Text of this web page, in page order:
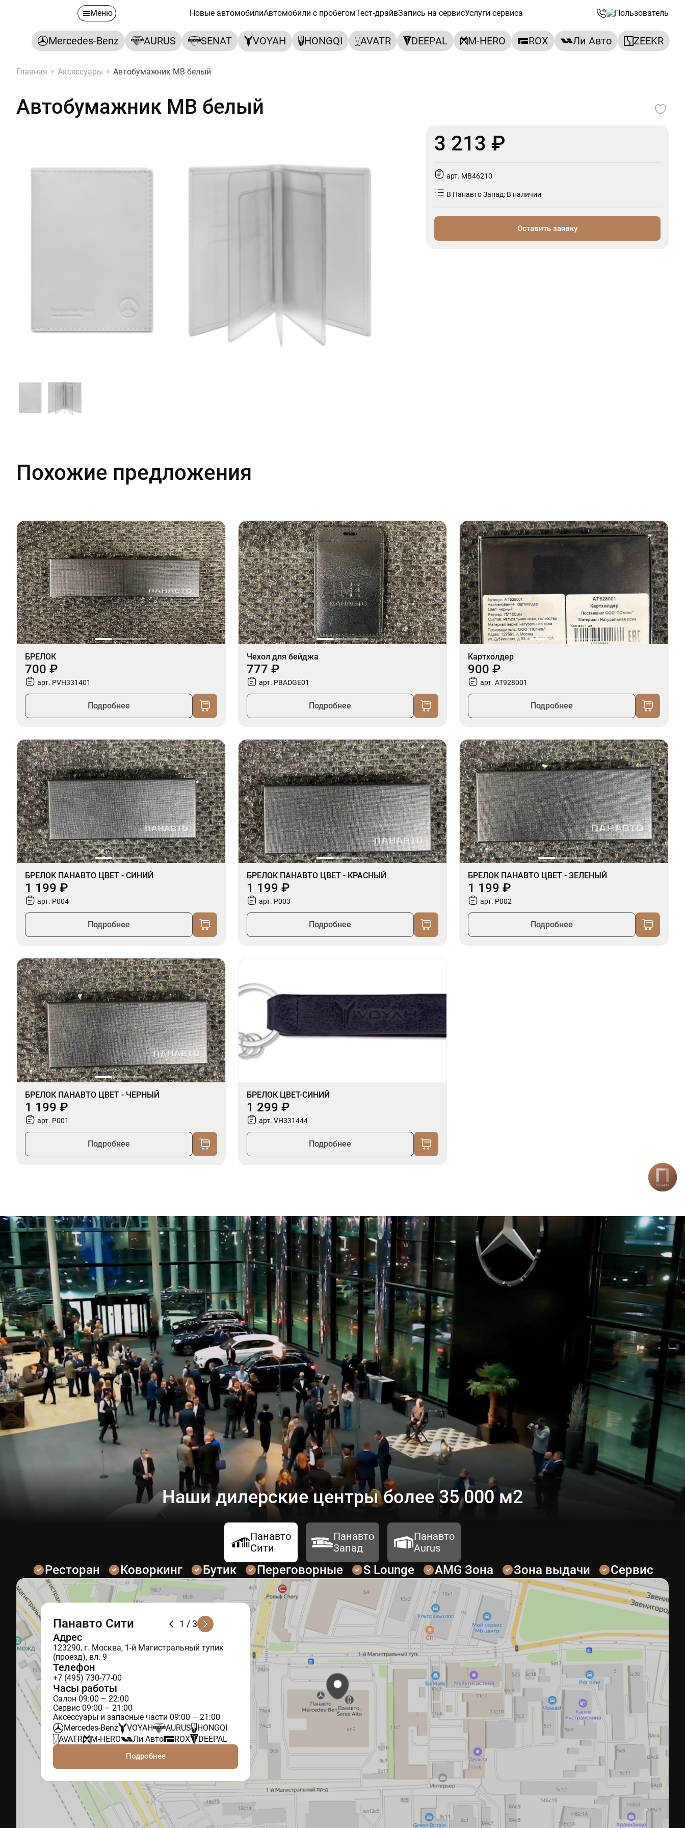
Меню Новые автомобилиАвтомобили с пробегомТест-драйвЗапись на сервисУслуги сервиса
Mercedes-Benz AURUS SENAT VOYAH HONGQI AVATR DEEPAL M-HERO ROX Ли Авто ZEEKR
Главная Аксессуары Автобумажник MB белый
Автобумажник MB белый
Автобумажник MB белый
3 213 ₽
арт. MB46210
В Панавто Запад: В наличии
Оставить заявку
Похожие предложения
БРЕЛОК
700 ₽
арт. PVH331401
Подробнее
Чехол для бейджа
777 ₽
арт. PBADGE01
Подробнее
Картхолдер
900 ₽
арт. AT928001
Подробнее
БРЕЛОК ПАНАВТО ЦВЕТ - СИНИЙ
1 199 ₽
арт. P004
Подробнее
БРЕЛОК ПАНАВТО ЦВЕТ - КРАСНЫЙ
1 199 ₽
арт. P003
Подробнее
БРЕЛОК ПАНАВТО ЦВЕТ - ЗЕЛЕНЫЙ
1 199 ₽
арт. P002
Подробнее
БРЕЛОК ПАНАВТО ЦВЕТ - ЧЕРНЫЙ
1 199 ₽
арт. P001
Подробнее
БРЕЛОК ЦВЕТ-СИНИЙ
1 299 ₽
арт. VH331444
Подробнее
Наши дилерские центры более 35 000 м2
Панавто
Сити
Панавто
Запад
Панавто
Aurus
Ресторан Коворкинг Бутик Переговорные S Lounge AMG Зона Зона выдачи Сервис
1 / 3
Панавто Сити
Адрес
123290, г. Москва, 1-й Магистральный тупик
(проезд), вл. 9
Телефон
+7 (495) 730-77-00
Часы работы
Салон 09:00 – 22:00
Сервис 09:00 – 21:00
Аксессуары и запасные части 09:00 – 21:00
Mercedes-Benz
VOYAH AURUS
HONGQI
AVATR
M-HERO Ли Авто ROX DEEPAL
Подробнее